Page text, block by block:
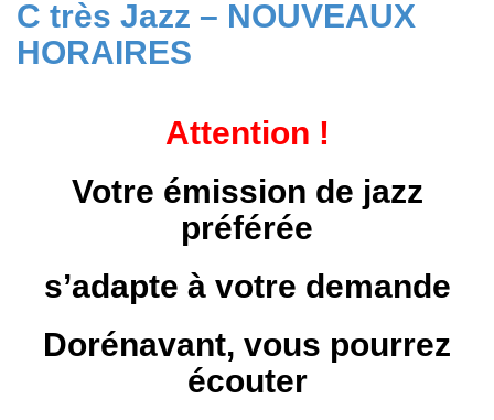
C très Jazz – NOUVEAUX
HORAIRES
Attention !
Votre émission de jazz
préférée
s’adapte à votre demande
Dorénavant, vous pourrez
écouter